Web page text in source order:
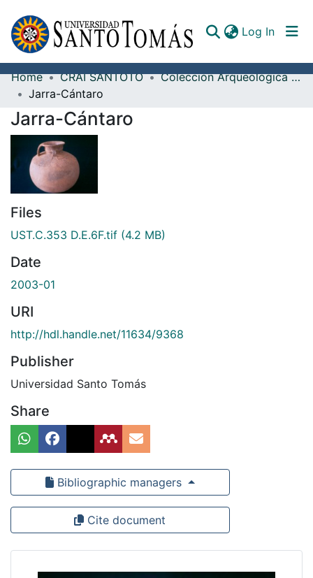
Log In
Communities & Collections
All of DSpace
Documents
Home CRAI SANTOTO
Colección Arqueológica Guane, Fray Alonso Ortiz Galeano, O.P.
Jarra-Cántaro
Jarra-Cántaro
Files
UST.C.353 D.E.6F.tif (4.2 MB)
Date
2003-01
URI
http://hdl.handle.net/11634/9368
Publisher
Universidad Santo Tomás
Share
Bibliographic managers
Cite document